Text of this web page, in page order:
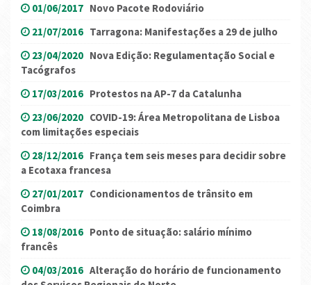
01/06/2017 Novo Pacote Rodoviário
21/07/2016 Tarragona: Manifestações a 29 de julho
23/04/2020 Nova Edição: Regulamentação Social e
Tacógrafos
17/03/2016 Protestos na AP-7 da Catalunha
23/06/2020 COVID-19: Área Metropolitana de Lisboa
com limitações especiais
28/12/2016 França tem seis meses para decidir sobre
a Ecotaxa francesa
27/01/2017 Condicionamentos de trânsito em
Coimbra
18/08/2016 Ponto de situação: salário mínimo
francês
04/03/2016 Alteração do horário de funcionamento